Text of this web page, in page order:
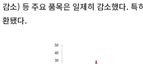
감소) 등 주요 품목은 일제히 감소했다.
환됐다.